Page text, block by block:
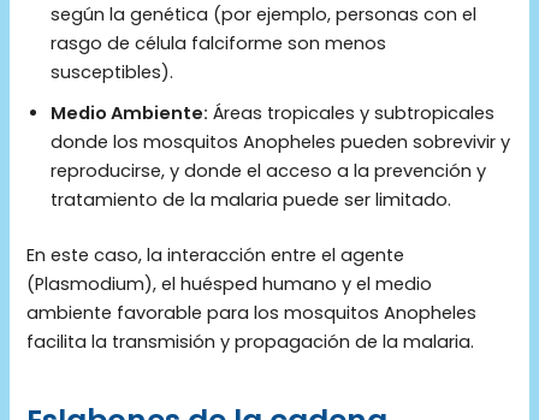
según la genética (por ejemplo, personas con el
rasgo de célula falciforme son menos
susceptibles).
Medio Ambiente: Áreas tropicales y subtropicales
donde los mosquitos Anopheles pueden sobrevivir y
reproducirse, y donde el acceso a la prevención y
tratamiento de la malaria puede ser limitado.
En este caso, la interacción entre el agente
(Plasmodium), el huésped humano y el medio
ambiente favorable para los mosquitos Anopheles
facilita la transmisión y propagación de la malaria.